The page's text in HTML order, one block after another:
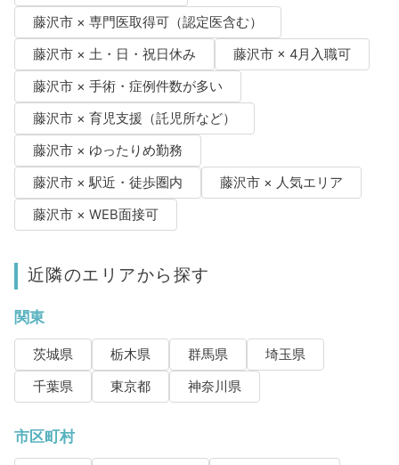
藤沢市 × 専門医取得可（認定医含む）
藤沢市 × 土・日・祝日休み
藤沢市 × 4月入職可
藤沢市 × 手術・症例件数が多い
藤沢市 × 育児支援（託児所など）
藤沢市 × ゆったりめ勤務
藤沢市 × 駅近・徒歩圏内
藤沢市 × 人気エリア
藤沢市 × WEB面接可
近隣のエリアから探す
関東
茨城県 栃木県 群馬県
埼玉県
千葉県
東京都 神奈川県
市区町村